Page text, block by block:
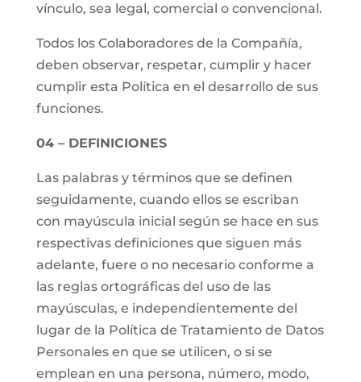
vínculo, sea legal, comercial o convencional.
Todos los Colaboradores de la Compañía,
deben observar, respetar, cumplir y hacer
cumplir esta Política en el desarrollo de sus
funciones.
04 – DEFINICIONES
Las palabras y términos que se definen
seguidamente, cuando ellos se escriban
con mayúscula inicial según se hace en sus
respectivas definiciones que siguen más
adelante, fuere o no necesario conforme a
las reglas ortográficas del uso de las
mayúsculas, e independientemente del
lugar de la Política de Tratamiento de Datos
Personales en que se utilicen, o si se
emplean en una persona, número, modo,